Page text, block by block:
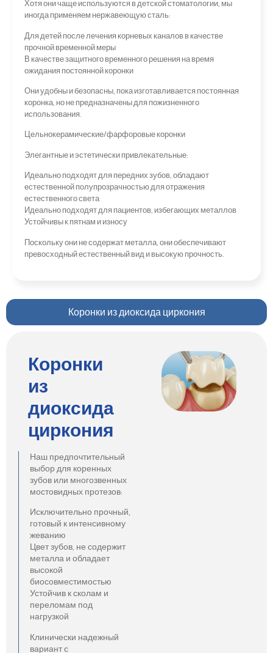
Хотя они чаще используются в детской стоматологии, мы
иногда применяем нержавеющую сталь:
Для детей после лечения корневых каналов в качестве
прочной временной меры
В качестве защитного временного решения на время
ожидания постоянной коронки
Они удобны и безопасны, пока изготавливается постоянная
коронка, но не предназначены для пожизненного
использования.
Цельнокерамические/фарфоровые коронки
Элегантные и эстетически привлекательные:
Идеально подходят для передних зубов, обладают
естественной полупрозрачностью для отражения
естественного света
Идеально подходят для пациентов, избегающих металлов
Устойчивы к пятнам и износу
Поскольку они не содержат металла, они обеспечивают
превосходный естественный вид и высокую прочность.
Коронки из диоксида циркония
Коронки
из
диоксида
циркония
Наш предпочтительный
выбор для коренных
зубов или многозвенных
мостовидных протезов:
Исключительно прочный,
готовый к интенсивному
жеванию
Цвет зубов, не содержит
металла и обладает
высокой
биосовместимостью
Устойчив к сколам и
переломам под
нагрузкой
Клинически надежный
вариант с